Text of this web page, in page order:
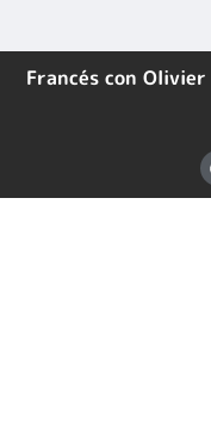
Francés con Olivier